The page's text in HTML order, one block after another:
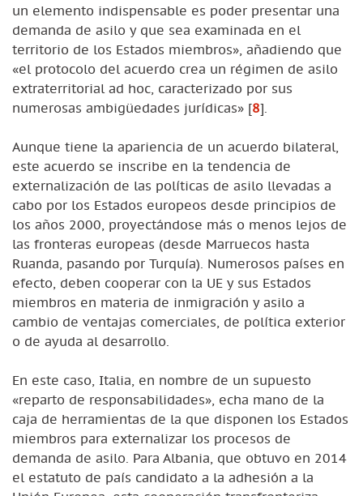
un elemento indispensable es poder presentar una
demanda de asilo y que sea examinada en el
territorio de los Estados miembros», añadiendo que
«el protocolo del acuerdo crea un régimen de asilo
extraterritorial ad hoc, caracterizado por sus
numerosas ambigüedades jurídicas» [8]
Aunque tiene la apariencia de un acuerdo bilateral,
este acuerdo se inscribe en la tendencia de
externalización de las políticas de asilo llevadas a
cabo por los Estados europeos desde principios de
los años 2000, proyectándose más o menos lejos de
las fronteras europeas (desde Marruecos hasta
Ruanda, pasando por Turquía). Numerosos países en
efecto, deben cooperar con la UE y sus Estados
miembros en materia de inmigración y asilo a
cambio de ventajas comerciales, de política exterior
o de ayuda al desarrollo.
En este caso, Italia, en nombre de un supuesto
«reparto de responsabilidades», echa mano de la
caja de herramientas de la que disponen los Estados
miembros para externalizar los procesos de
demanda de asilo. Para Albania, que obtuvo en 2014
el estatuto de país candidato a la adhesión a la